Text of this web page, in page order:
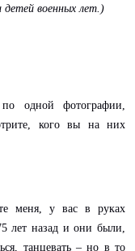
военных лет.)
одной фотографии,
кого вы на них
меня, у вас в руках
лет назад и они были,
танцевать – но в то